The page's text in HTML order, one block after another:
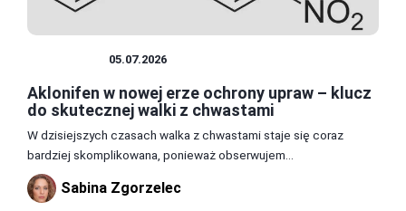
05.07.2026
Aklonifen w nowej erze ochrony upraw – klucz
do skutecznej walki z chwastami
W dzisiejszych czasach walka z chwastami staje się coraz
bardziej skomplikowana, ponieważ obserwujem...
Sabina Zgorzelec